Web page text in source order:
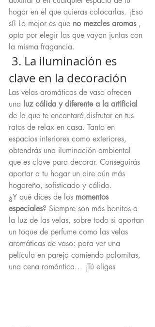
hogar en el que quieras colocarlas. ¡Eso
sí! Lo mejor es que no mezcles aromas ,
opta por elegir las que vayan juntas con
la misma fragancia.
clave en la decoración
Las velas aromáticas de vaso ofrecen
una luz cálida y diferente a la artificial
de la que te encantará disfrutar en tus
ratos de relax en casa. Tanto en
espacios interiores como exteriores,
obtendrás una iluminación ambiental
que es clave para decorar. Conseguirás
aportar a tu hogar un aire aún más
hogareño, sofisticado y cálido.
¿Y qué dices de los momentos
especiales? Siempre son más bonitos a
la luz de las velas, sobre todo si aportan
un toque de perfume como las velas
aromáticas de vaso: para ver una
película en pareja comiendo palomitas,
una cena romántica… ¡Tú eliges